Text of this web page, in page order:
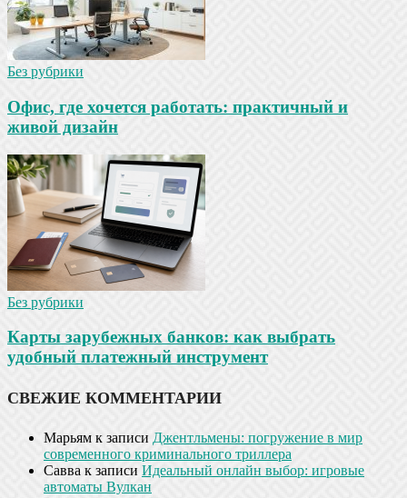
Без рубрики
Офис, где хочется работать: практичный и
живой дизайн
Без рубрики
Карты зарубежных банков: как выбрать
удобный платежный инструмент
СВЕЖИЕ КОММЕНТАРИИ
Марьям к записи Джентльмены: погружение в мир
современного криминального триллера
Савва к записи Идеальный онлайн выбор: игровые
автоматы Вулкан